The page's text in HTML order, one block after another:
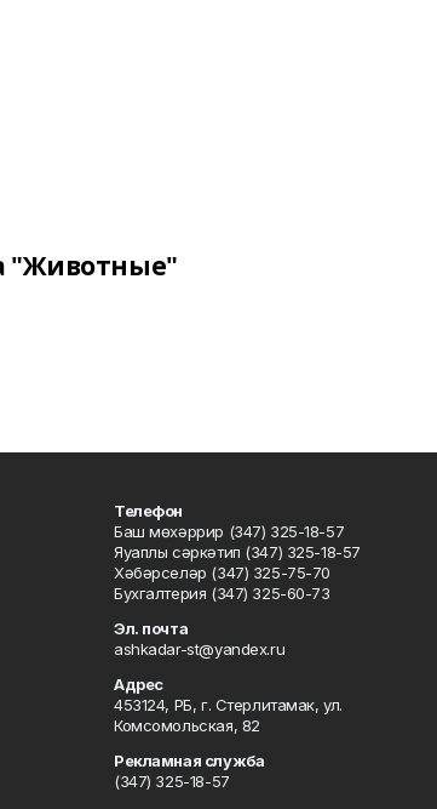
"Животные"
Телефон
Баш мөхәррир (347) 325-18-57
Яуаплы сәркәтип (347) 325-18-57
Хәбәрселәр (347) 325-75-70
Бухгалтерия (347) 325-60-73
Эл. почта
ashkadar-st@yandex.ru
Адрес
453124, РБ, г. Стерлитамак, ул.
Комсомольская, 82
Рекламная служба
(347) 325-18-57